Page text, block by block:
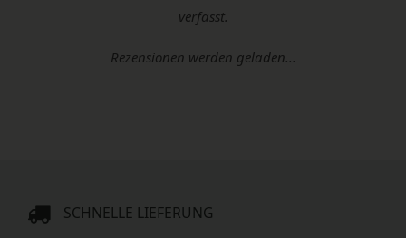
verfasst.
Rezensionen werden geladen...
SCHNELLE LIEFERUNG